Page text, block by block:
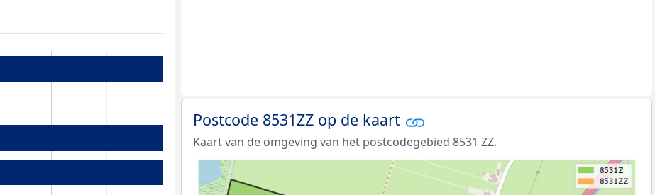
Postcode 8531ZZ op de kaart
Kaart van de omgeving van het postcodegebied 8531 ZZ.